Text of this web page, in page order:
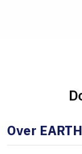
Over